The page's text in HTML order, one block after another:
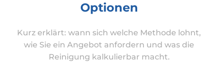
Optionen
Kurz erklärt: wann sich welche Methode lohnt,
wie Sie ein Angebot anfordern und was die
Reinigung kalkulierbar macht.